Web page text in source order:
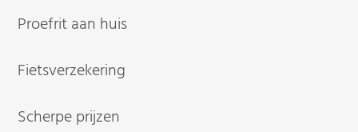
Proefrit aan huis
Fietsverzekering
Scherpe prijzen